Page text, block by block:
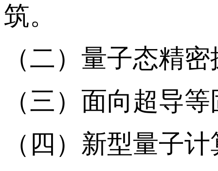
筑。
（二）量子态精
（三）面向超导
（四）新型量子